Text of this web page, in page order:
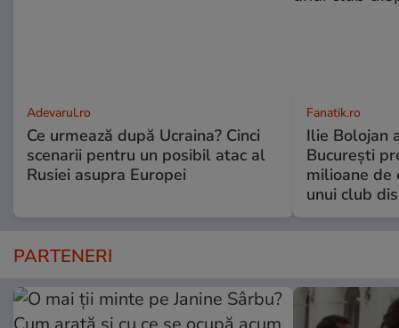
Adevarul.ro
Ce urmează după Ucraina? Cinci
scenarii pentru un posibil atac al
Rusiei asupra Europei
Fanatik.ro
Ilie Bolojan
București
milioane de
unui club
PARTENERI